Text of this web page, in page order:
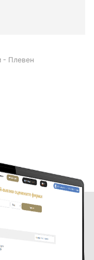
- Плевен